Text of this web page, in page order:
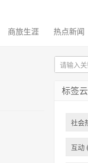
商旅生涯 热点新闻
标签云
社会
互动